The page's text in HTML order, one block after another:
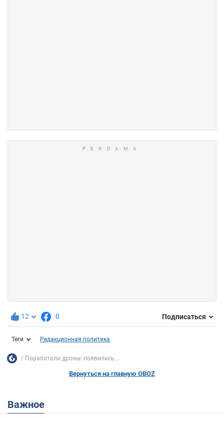
12 0 Подписаться
Теги Редакционная политика
Поработали дроны: появились...
Вернуться на главную OBOZ
Важное